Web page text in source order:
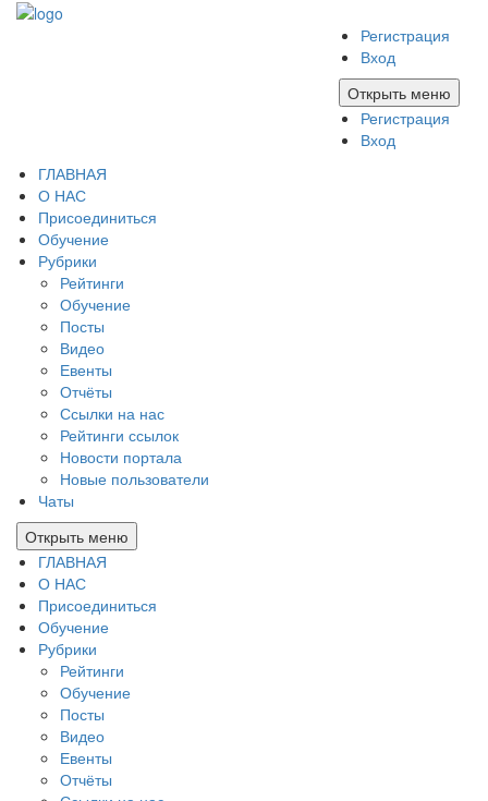
Регистрация
Вход
Открыть меню
Регистрация
Вход
ГЛАВНАЯ
О НАС
Присоединиться
Обучение
Рубрики
Рейтинги
Обучение
Посты
Видео
Евенты
Отчёты
Ссылки на нас
Рейтинги ссылок
Новости портала
Новые пользователи
Чаты
Открыть меню
ГЛАВНАЯ
О НАС
Присоединиться
Обучение
Рубрики
Рейтинги
Обучение
Посты
Видео
Евенты
Отчёты